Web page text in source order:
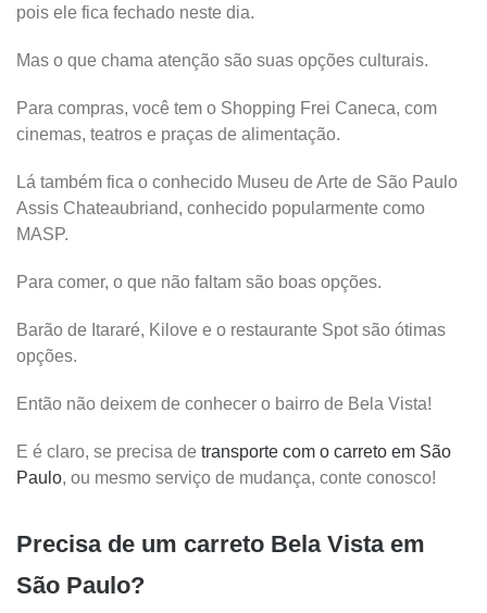
pois ele fica fechado neste dia.
Mas o que chama atenção são suas opções culturais.
Para compras, você tem o Shopping Frei Caneca, com
cinemas, teatros e praças de alimentação.
Lá também fica o conhecido Museu de Arte de São Paulo
Assis Chateaubriand, conhecido popularmente como
MASP.
Para comer, o que não faltam são boas opções.
Barão de Itararé, Kilove e o restaurante Spot são ótimas
opções.
Então não deixem de conhecer o bairro de Bela Vista!
E é claro, se precisa de transporte com o carreto em São
Paulo, ou mesmo serviço de mudança, conte conosco!
Precisa de um carreto Bela Vista em
São Paulo?